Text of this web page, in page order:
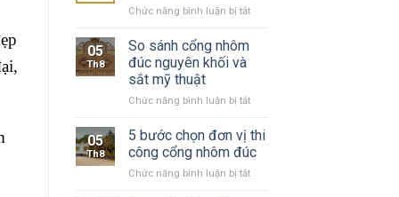
Chức năng bình luận bị tắtở
đúc
nhất
05
Th8
So sánh cổng nhôm
đúc nguyên khối và
sắt mỹ thuật
Chức năng bình luận bị tắtở
sánh
nhôm
đúc
05
Th8
5 bước chọn đơn vị thi
công cổng nhôm đúc
Chức năng bình luận bị tắtở